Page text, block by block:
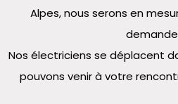
Alpes, nous serons en
Nos électriciens se déplacent
pouvons venir à votre